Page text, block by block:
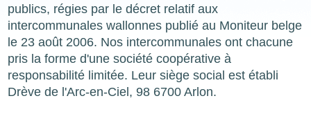
publics, régies par le décret relatif aux
intercommunales wallonnes publié au Moniteur belge
le 23 août 2006. Nos intercommunales ont chacune
pris la forme d'une société coopérative à
responsabilité limitée. Leur siège social est établi
Drève de l'Arc-en-Ciel, 98 6700 Arlon.